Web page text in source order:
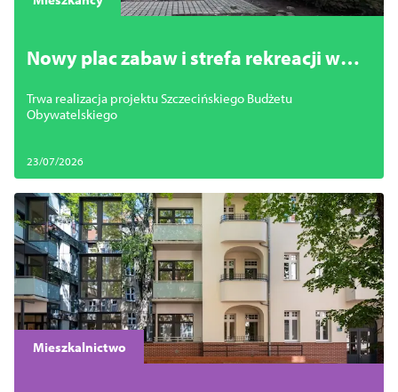
Nowy plac zabaw i strefa rekreacji w
SBO
Trwa realizacja projektu Szczecińskiego Budżetu
Obywatelskiego
23/07/2026
Mieszkalnictwo